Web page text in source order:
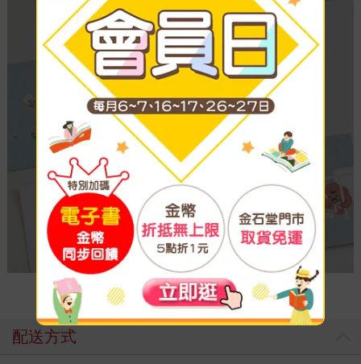
配送方式